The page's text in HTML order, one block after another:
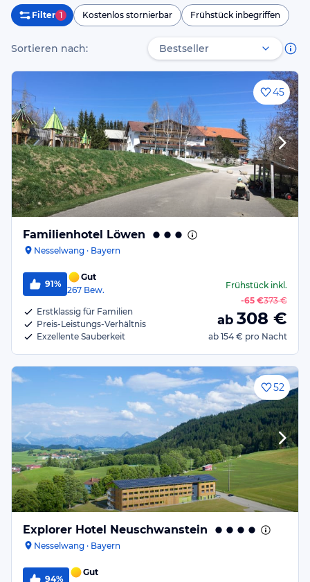
Filter 1 Kostenlos stornierbar Frühstück inbegriffen
Sortieren nach:
45
Familienhotel Löwen
Nesselwang · Bayern
91%
Gut
267 Bew.
Erstklassig für Familien
Preis-Leistungs-Verhältnis
Exzellente Sauberkeit
Frühstückinkl.
-65 €373 €
ab 308 €
ab 154 € pro Nacht
52
Explorer Hotel Neuschwanstein
Nesselwang · Bayern
94%
Gut